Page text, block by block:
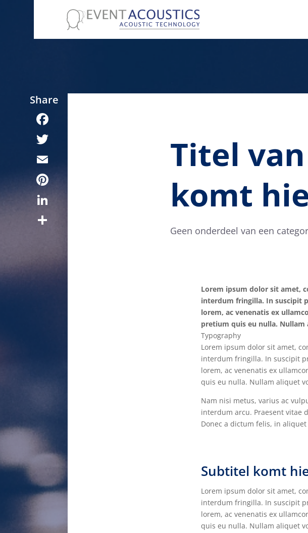
Titel
komt
Geen onderdeel van een
Lorem ipsum dolor sit amet,
interdum fringilla. In suscipit
lorem, ac venenatis ex
pretium quis eu nulla.
Typography
Lorem ipsum dolor sit amet,
interdum fringilla. In suscipit
lorem, ac venenatis ex
quis eu nulla. Nullam aliquet
Nam nisi metus, varius ac
interdum arcu. Praesent vitae
Donec a dictum felis, in
Subtitel komt
Lorem ipsum dolor sit amet,
interdum fringilla. In suscipit
lorem, ac venenatis ex
quis eu nulla. Nullam aliquet
Facebook
Twitter
Email
Pinterest
LinkedIn